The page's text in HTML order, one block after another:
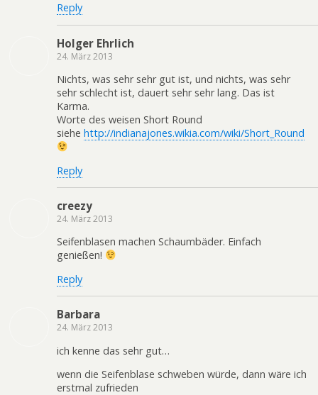
Reply
Holger Ehrlich
24. März 2013
Nichts, was sehr sehr gut ist, und nichts, was sehr
sehr schlecht ist, dauert sehr sehr lang. Das ist
Karma.
Worte des weisen Short Round
siehe http://indianajones.wikia.com/wiki/Short_Round
Reply
creezy
24. März 2013
Seifenblasen machen Schaumbäder. Einfach
genießen!
Reply
Barbara
24. März 2013
ich kenne das sehr gut…
wenn die Seifenblase schweben würde, dann wäre ich
erstmal zufrieden